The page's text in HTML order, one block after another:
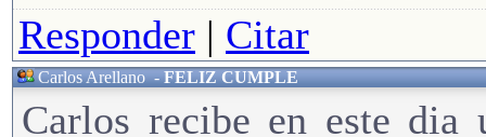
Responder | Citar
Carlos Arellano-FELIZ CUMPLE
Carlos recibe en este